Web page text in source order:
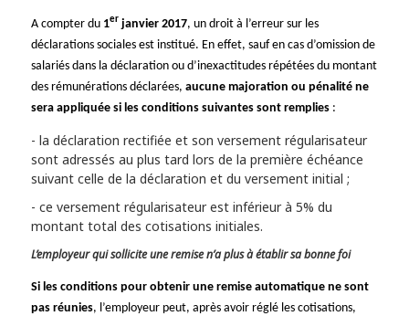
A compter du 1er janvier 2017, un droit à l’erreur sur les
déclarations sociales est institué. En effet, sauf en cas d’omission de
salariés dans la déclaration ou d’inexactitudes répétées du montant
des rémunérations déclarées, aucune majoration ou pénalité ne
sera appliquée si les conditions suivantes sont remplies:
la déclaration rectifiée et son versement régularisateur
sont adressés au plus tard lors de la première échéance
suivant celle de la déclaration et du versement initial ;
ce versement régularisateur est inférieur à 5% du
montant total des cotisations initiales.
L’employeur qui sollicite une remise n’a plus à établir sa bonne foi
Si les conditions pour obtenir une remise automatique ne sont
pas réunies, l’employeur peut, après avoir réglé les cotisations,